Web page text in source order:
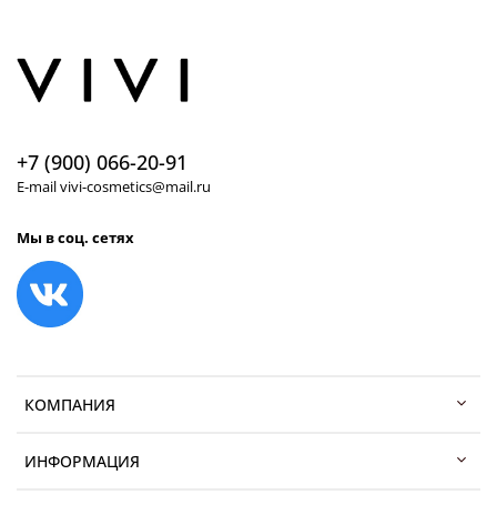
КОМПАНИЯ
ИНФОРМАЦИЯ
+7 (900) 066-20-91
E-mail vivi-cosmetics@mail.ru
Мы в соц. сетях